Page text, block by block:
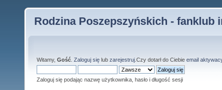
Rodzina Poszepszyńskich - fanklub
Witamy, Gość Zaloguj się lub zarejestruj .Czy dotarł do Ciebie email
Zaloguj się podając nazwę użytkownika, hasło i długość sesji